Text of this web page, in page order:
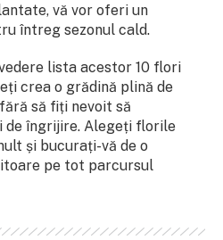
vă vor oferi un
întreg sezonul cald.
lista acestor 10 flori
crea o grădină plină de
să fiți nevoit să
îngrijire. Alegeți florile
și bucurați-vă de o
pe tot parcursul